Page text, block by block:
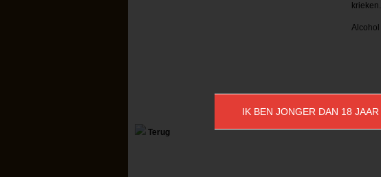
Alcohol
Terug
IK BEN JONGER DAN 18 JAAR